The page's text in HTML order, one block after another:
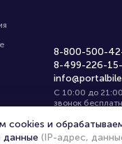
8-800-500-
8-499-226-
С 10:00 до 21:00
звонок
Все площадки
cookies и
данные (IP-адрес,